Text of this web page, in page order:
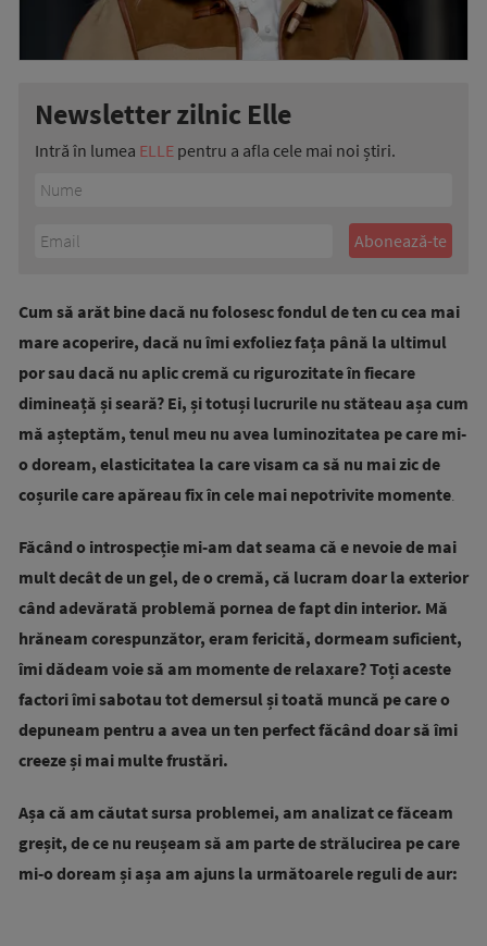
Newsletter zilnic Elle
Intră în lumea ELLE pentru a afla cele mai noi știri.
Cum să arăt bine dacă nu folosesc fondul de ten cu cea mai
mare acoperire, dacă nu îmi exfoliez fața până la ultimul
por sau dacă nu aplic cremă cu rigurozitate în fiecare
dimineață și seară? Ei, și totuși lucrurile nu stăteau așa cum
mă așteptăm, tenul meu nu avea luminozitatea pe care mi-
o doream, elasticitatea la care visam ca să nu mai zic de
coșurile care apăreau fix în cele mai nepotrivite momente.
Făcând o introspecție mi-am dat seama că e nevoie de mai
mult decât de un gel, de o cremă, că lucram doar la exterior
când adevărată problemă pornea de fapt din interior. Mă
hrăneam corespunzător, eram fericită, dormeam suficient,
îmi dădeam voie să am momente de relaxare? Toți aceste
factori îmi sabotau tot demersul și toată muncă pe care o
depuneam pentru a avea un ten perfect făcând doar să îmi
creeze și mai multe frustări.
Așa că am căutat sursa problemei, am analizat ce făceam
greșit, de ce nu reușeam să am parte de strălucirea pe care
mi-o doream și așa am ajuns la următoarele reguli de aur: